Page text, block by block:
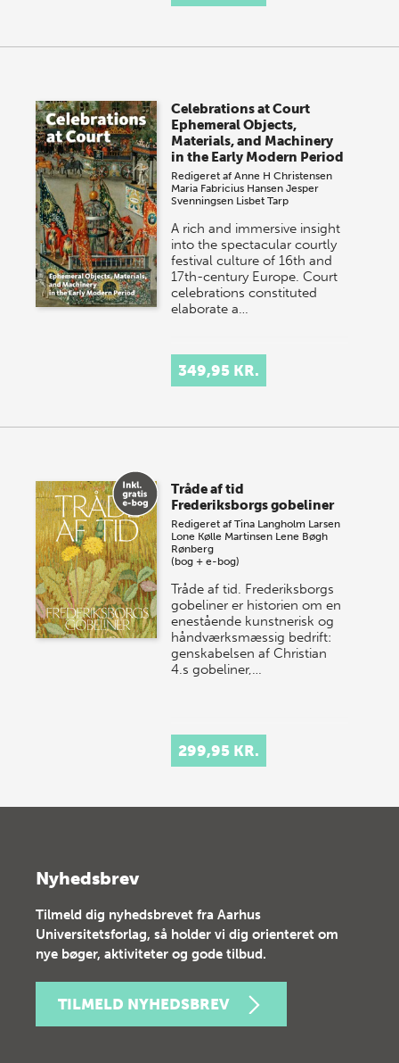
Celebrations at Court
Ephemeral Objects,
Materials, and Machinery
in the Early Modern Period
Redigeret afAnne H Christensen
Maria Fabricius Hansen Jesper
Svenningsen Lisbet Tarp
A rich and immersive insight
into the spectacular courtly
festival culture of 16th and
17th-century Europe. Court
celebrations constituted
elaborate a…
349,95 KR.
Tråde af tid
Frederiksborgs gobeliner
Redigeret afTina Langholm Larsen
Lone Kølle Martinsen Lene Bøgh
Rønberg
(bog + e-bog)
Tråde af tid. Frederiksborgs
gobeliner er historien om en
enestående kunstnerisk og
håndværksmæssig bedrift:
genskabelsen af Christian
4.s gobeliner,…
299,95 KR.
Nyhedsbrev
Tilmeld dig nyhedsbrevet fra Aarhus
Universitetsforlag, så holder vi dig orienteret om
nye bøger, aktiviteter og gode tilbud.
TILMELD NYHEDSBREV